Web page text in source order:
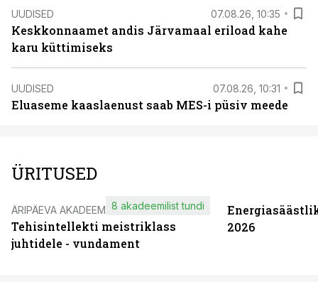
UUDISED 07.08.26, 10:35
Keskkonnaamet andis Järvamaal eriload kahe
karu küttimiseks
UUDISED 07.08.26, 10:31
Eluaseme kaaslaenust saab MES-i püsiv meede
ÜRITUSED
ÄRIPÄEVA AKADEEMIA
Tehisintellekti meistriklass
juhtidele - vundament
8 akadeemilist tundi
2026